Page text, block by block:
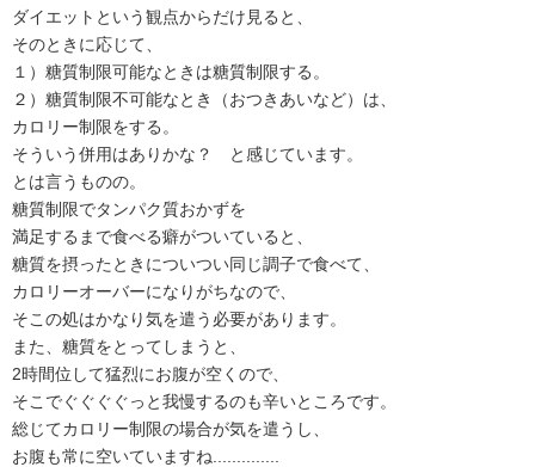
ダイエットという観点からだけ見ると、
そのときに応じて、
１）糖質制限可能なときは糖質制限する。
２）糖質制限不可能なとき（おつきあいなど）は、
カロリー制限をする。
そういう併用はありかな？ と感じています。
とは言うものの。
糖質制限でタンパク質おかずを
満足するまで食べる癖がついていると、
糖質を摂ったときについつい同じ調子で食べて、
カロリーオーバーになりがちなので、
そこの処はかなり気を遣う必要があります。
また、糖質をとってしまうと、
2時間位して猛烈にお腹が空くので、
そこでぐぐぐぐっと我慢するのも辛いところです。
総じてカロリー制限の場合が気を遣うし、
お腹も常に空いていますね..............